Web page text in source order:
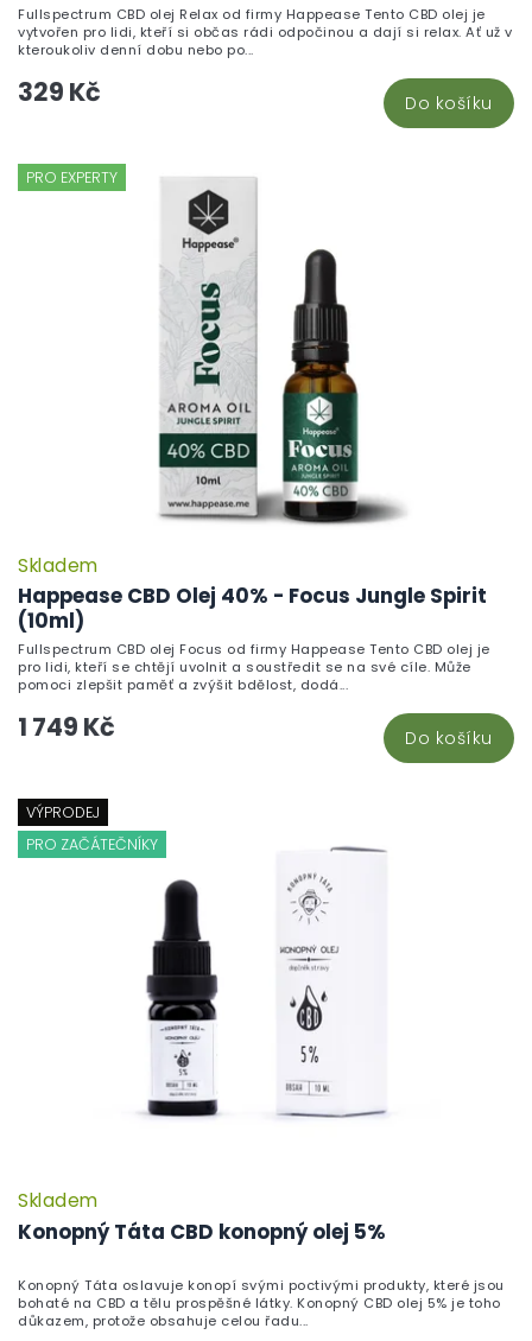
329 Kč Do košíku
Fullspectrum CBD olej Relax od firmy Happease Tento CBD olej je
vytvořen pro lidi, kteří si občas rádi odpočinou a dají si relax. Ať už v
kteroukoliv denní dobu nebo po...
PRO EXPERTY
Happease CBD Olej 40% - Focus Jungle Spirit
(10ml)
Skladem
1 749 Kč Do košíku
Fullspectrum CBD olej Focus od firmy Happease Tento CBD olej je
pro lidi, kteří se chtějí uvolnit a soustředit se na své cíle. Může
pomoci zlepšit paměť a zvýšit bdělost, dodá...
VÝPRODEJ
PRO ZAČÁTEČNÍKY
Konopný Táta CBD konopný olej 5%
Skladem
Konopný Táta oslavuje konopí svými poctivými produkty, které jsou
bohaté na CBD a tělu prospěšné látky. Konopný CBD olej 5% je toho
důkazem, protože obsahuje celou řadu...